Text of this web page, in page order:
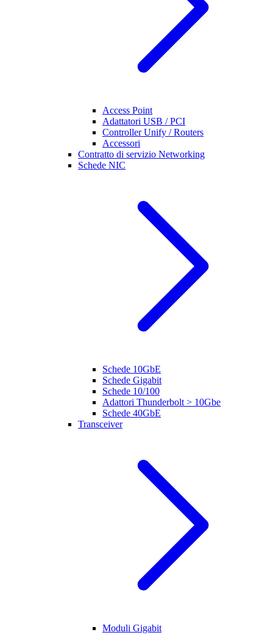
Access Point
Adattatori USB / PCI
Controller Unify / Routers
Accessori
Contratto di servizio Networking
Schede NIC
Schede 10GbE
Schede Gigabit
Schede 10/100
Adattori Thunderbolt > 10Gbe
Schede 40GbE
Transceiver
Moduli Gigabit